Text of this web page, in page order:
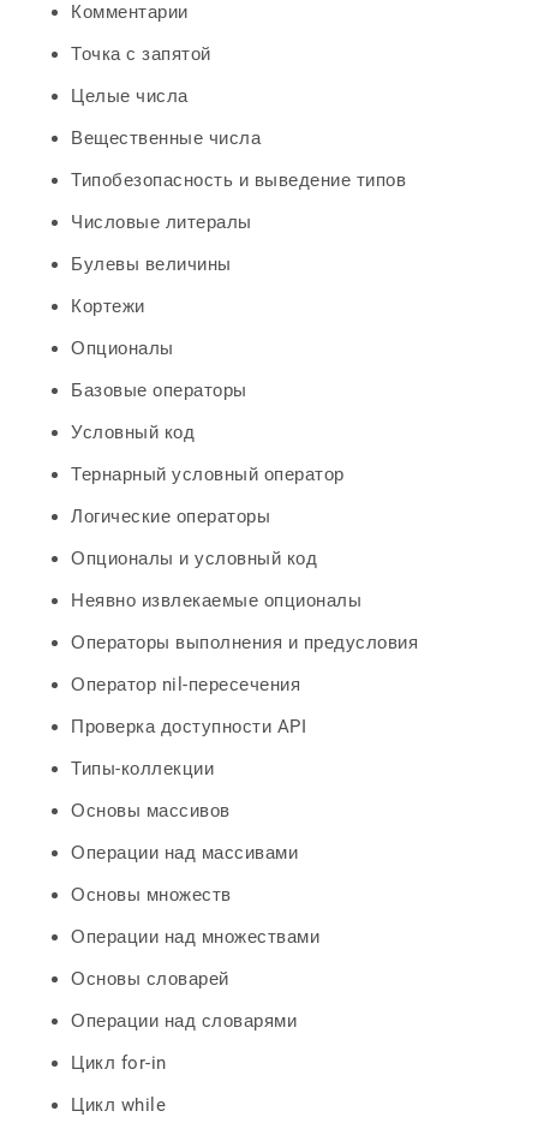
Комментарии
Точка с запятой
Целые числа
Вещественные числа
Типобезопасность и выведение типов
Числовые литералы
Булевы величины
Кортежи
Опционалы
Базовые операторы
Условный код
Тернарный условный оператор
Логические операторы
Опционалы и условный код
Неявно извлекаемые опционалы
Операторы выполнения и предусловия
Оператор nil-пересечения
Проверка доступности API
Типы-коллекции
Основы массивов
Операции над массивами
Основы множеств
Операции над множествами
Основы словарей
Операции над словарями
Цикл for-in
Цикл while